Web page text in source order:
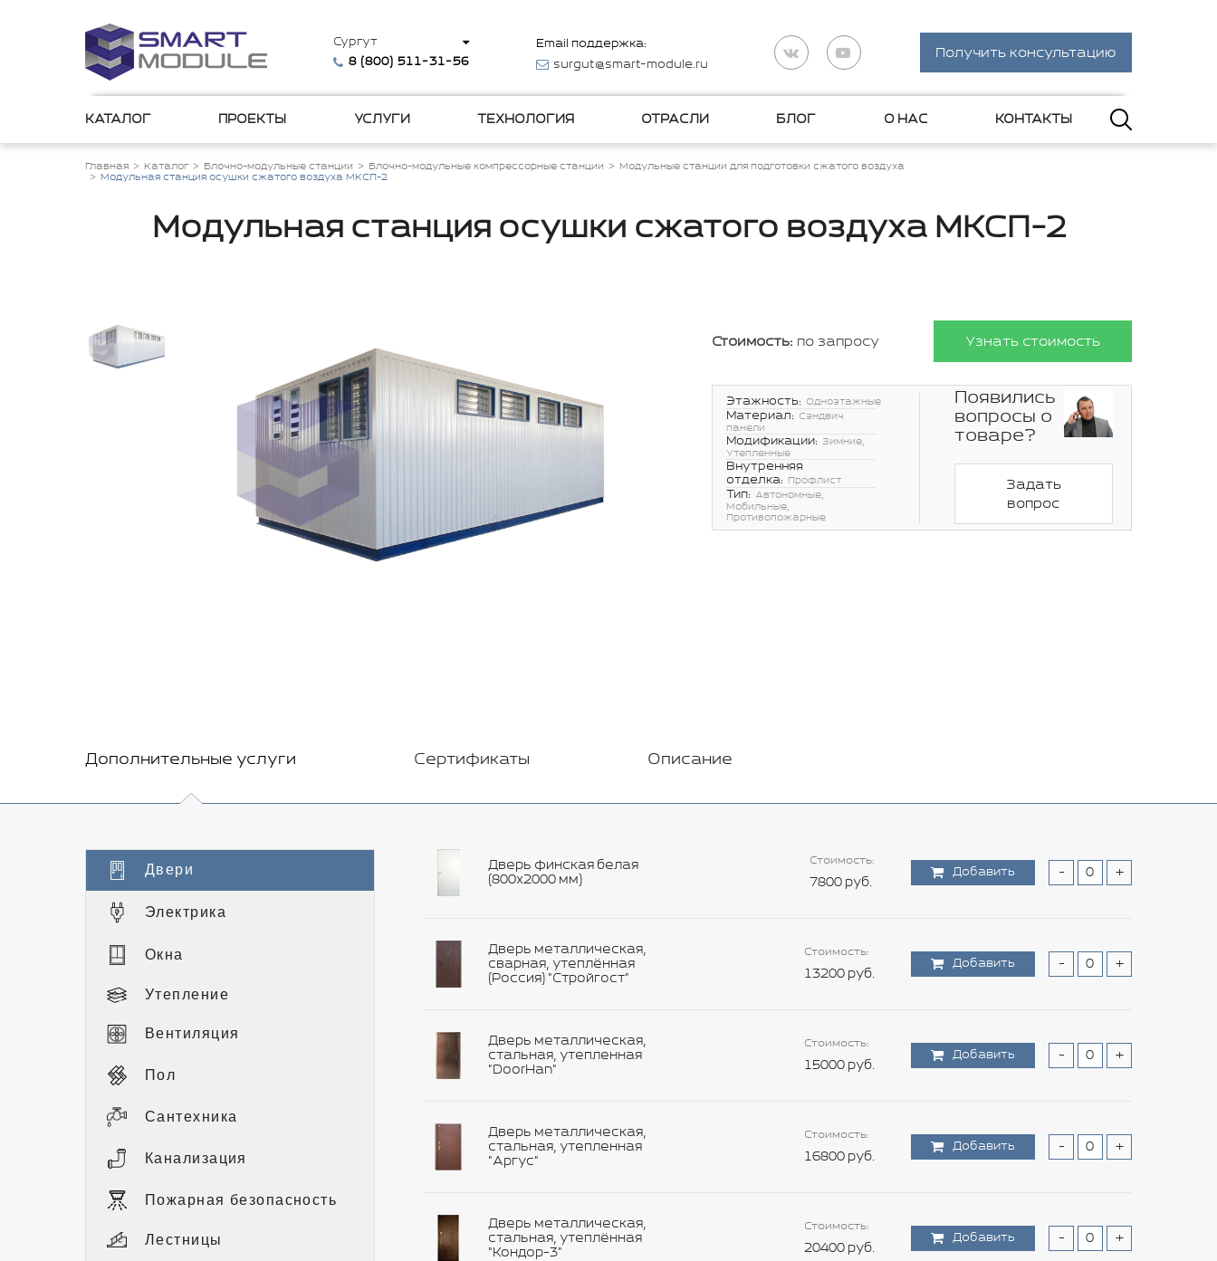
Сургут
8 (800) 511-31-56
Email поддержка:
surgut@smart-module.ru
Получить консультацию
КАТАЛОГ ПРОЕКТЫ УСЛУГИ ТЕХНОЛОГИЯ ОТРАСЛИ БЛОГ О НАС КОНТАКТЫ
Главная Каталог Блочно-модульные станции Блочно-модульные компрессорные станции
Модульные станции для подготовки сжатого воздуха
Модульная станция осушки сжатого воздуха МКСП-2
Модульная станция осушки сжатого воздуха МКСП-2
Стоимость: по запросу Узнать стоимость
Этажность: Одноэтажные
Материал: Сэндвич
панели
Модификации: Зимние,
Утепленные
Внутренняя
отделка: Профлист
Тип: Автономные,
Мобильные,
Противопожарные
Появились
вопросы о
товаре?
Задать
вопрос
Дополнительные услуги Сертификаты Описание
Двери
Электрика
Окна
Утепление
Вентиляция
Пол
Сантехника
Канализация
Пожарная безопасность
Лестницы
Дверь финская белая
(800х2000 мм)
Стоимость:
7800 руб.
Добавить - +
Дверь металлическая,
сварная, утеплённая
(Россия) "Стройгост"
Стоимость:
13200 руб.
Добавить - +
Дверь металлическая,
стальная, утепленная
"DoorHan"
Стоимость:
15000 руб.
Добавить - +
Дверь металлическая,
стальная, утепленная
"Аргус"
Стоимость:
16800 руб.
Добавить - +
Дверь металлическая,
стальная, утеплённая
"Кондор-3"
Стоимость:
20400 руб.
Добавить - +